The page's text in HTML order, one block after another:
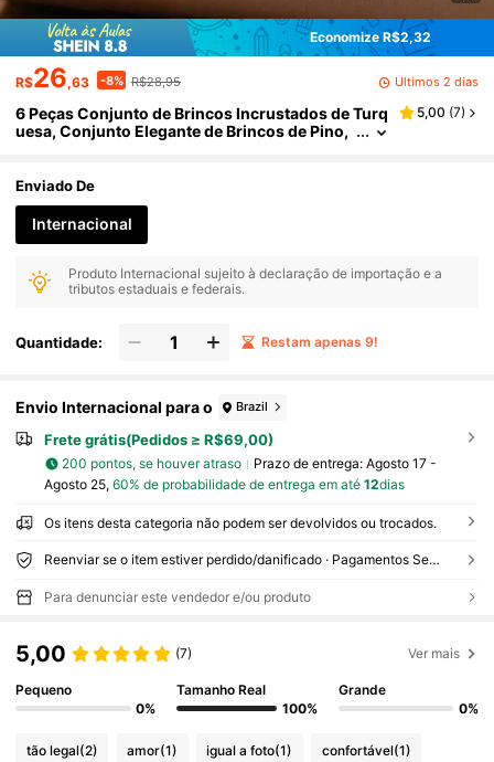
Economize R$2,32
R$26,63 -8% R$28,95 Últimos 2 dias
6 Peças Conjunto de Brincos Incrustados de Turq
uesa, Conjunto Elegante de Brincos de Pino,
5,00 (7)
Enviado De
Internacional
Produto Internacional sujeito à declaração de importação e a
tributos estaduais e federais.
Quantidade: Restam apenas 9!
Envio Internacional para o Brazil
Frete grátis(Pedidos ≥ R$69,00)
200 pontos, se houver atraso Prazo de entrega: Agosto 17 -
Agosto 25, 60% de probabilidade de entrega em até 12dias
Os itens desta categoria não podem ser devolvidos ou trocados.
Reenviar se o item estiver perdido/danificado · Pagamentos Seguros · Proteção de privacidade
Para denunciar este vendedor e/ou produto
5,00 (7) Ver mais
Pequeno
0%
Tamanho Real
100%
Grande
0%
tão legal(2) amor(1) igual a foto(1) confortável(1)